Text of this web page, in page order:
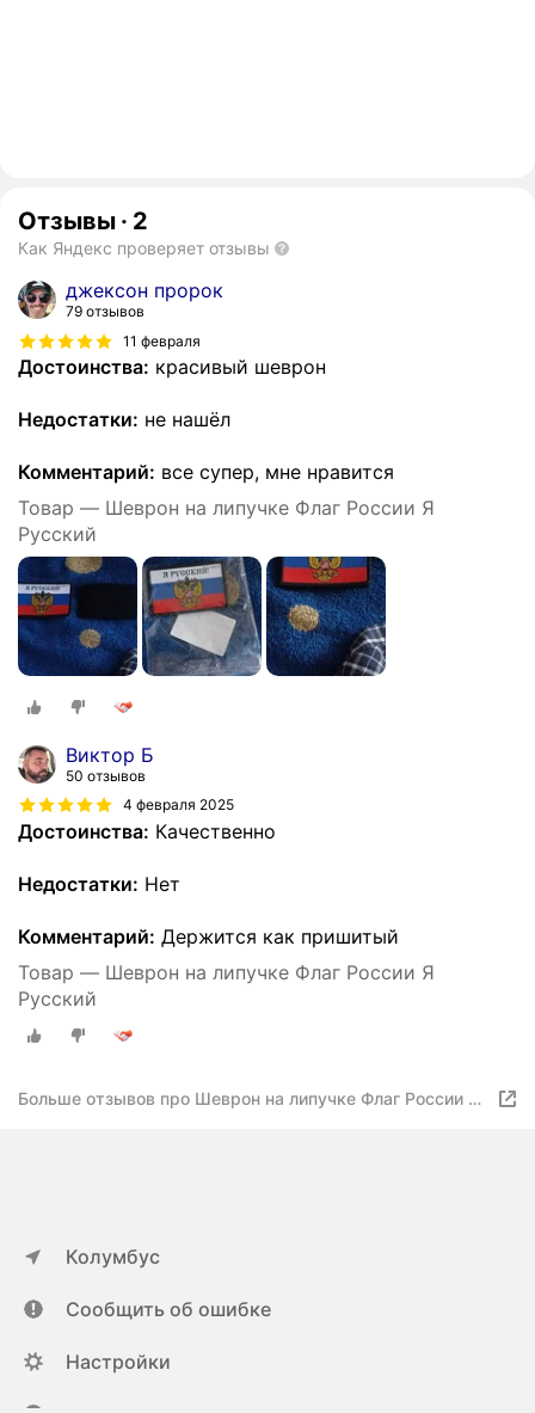
Отзывы · 2
Как Яндекс проверяет отзывы
джексон пророк
79 отзывов
11 февраля
Достоинства: красивый шеврон
Недостатки: не нашёл
Комментарий: все супер, мне нравится
Товар — Шеврон на липучке Флаг России Я
Русский
Виктор Б
50 отзывов
4 февраля 2025
Достоинства: Качественно
Недостатки: Нет
Комментарий: Держится как пришитый
Товар — Шеврон на липучке Флаг России Я
Русский
Больше отзывов про Шеврон на липучке Флаг России Я
Колумбус
Сообщить об ошибке
Настройки